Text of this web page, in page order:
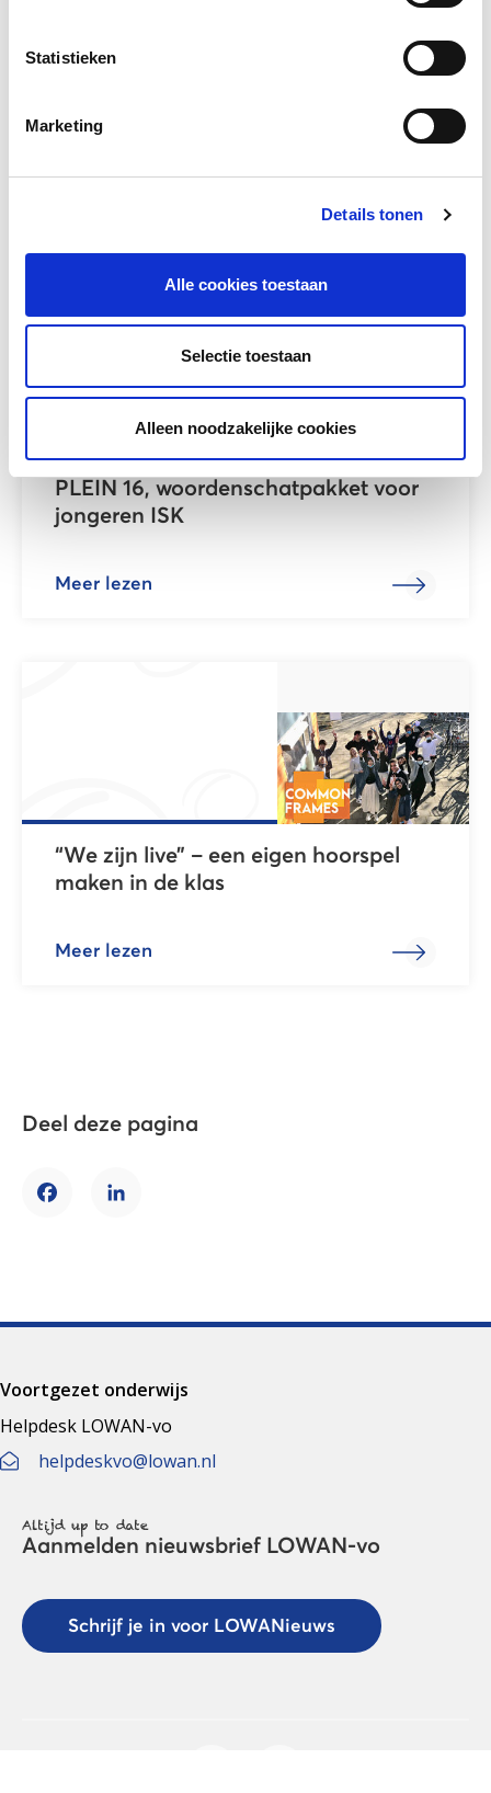
Statistieken
Marketing
Details tonen
Alle cookies toestaan
Selectie toestaan
Alleen noodzakelijke cookies
PLEIN 16, woordenschatpakket voor
jongeren ISK
Meer lezen
“We zijn live” – een eigen hoorspel
maken in de klas
Meer lezen
Deel deze pagina
FacebookLinkedIn
Voortgezet onderwijs
Helpdesk LOWAN-vo
helpdeskvo@lowan.nl
Altijd up to date
Aanmelden nieuwsbrief LOWAN-vo
Schrijf je in voor LOWANieuws